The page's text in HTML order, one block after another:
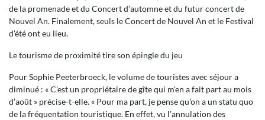
de la promenade et du Concert d’automne et du futur concert de
Nouvel An. Finalement, seuls le Concert de Nouvel An et le Festival
d’été ont eu lieu.
Le tourisme de proximité tire son épingle du jeu
Pour Sophie Peeterbroeck, le volume de touristes avec séjour a
diminué : « C’est un propriétaire de gîte qui m'en a fait part au mois
d’août » précise-t-elle. « Pour ma part, je pense qu’on a un statu quo
de la fréquentation touristique. En effet, vu l’annulation des